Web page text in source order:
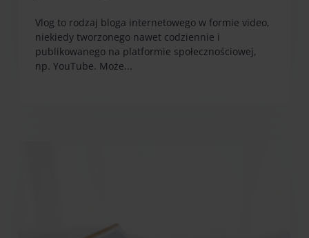
Vlog to rodzaj bloga internetowego w formie video,
niekiedy tworzonego nawet codziennie i
publikowanego na platformie społecznościowej,
np. YouTube. Może...